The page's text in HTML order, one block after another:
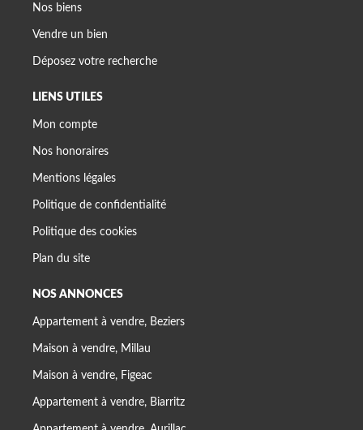
Nos biens
Vendre un bien
Déposez votre recherche
LIENS UTILES
Mon compte
Nos honoraires
Mentions légales
Politique de confidentialité
Politique des cookies
Plan du site
NOS ANNONCES
Appartement à vendre, Beziers
Maison à vendre, Millau
Maison à vendre, Figeac
Appartement à vendre, Biarritz